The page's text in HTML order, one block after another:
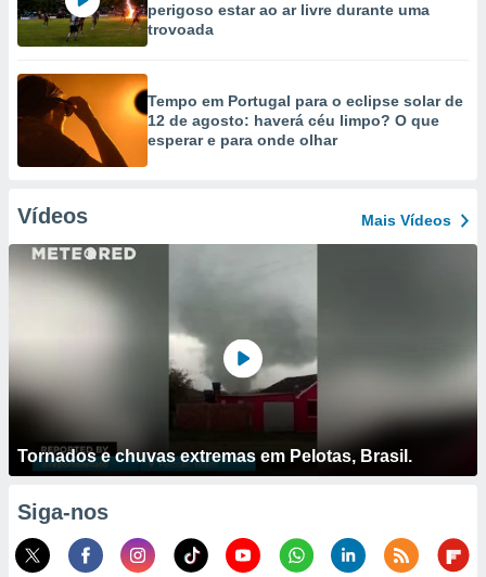
perigoso estar ao ar livre durante uma
trovoada
Tempo em Portugal para o eclipse solar de
12 de agosto: haverá céu limpo? O que
esperar e para onde olhar
Vídeos Mais Vídeos
Tornados e chuvas extremas em Pelotas, Brasil.
Siga-nos